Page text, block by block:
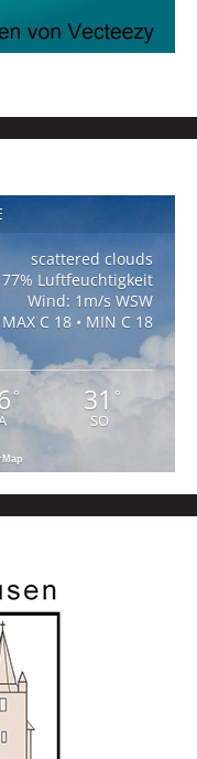
scattered clouds
77% Luftfeuchtigkeit
Wind: 1m/s WSW
MAX C 18 • MIN C 18
° 31 °
SO